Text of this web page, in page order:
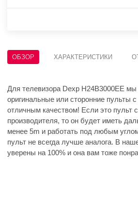
ОБЗОР ХАРАКТЕРИСТИКИ
Для телевизора Dexp H24B3000EE мы
оригинальные или сторонние пульты с
отличным качеством! Если это пульт
производителя, то он будет иметь
менее 5m и работать под любым
пульт не всегда лучше аналога. В
уверены на 100% и она вам тоже